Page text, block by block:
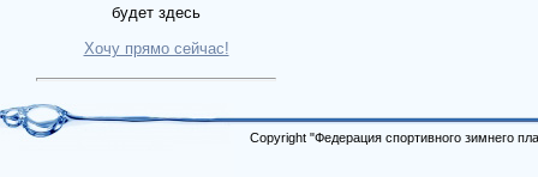
будет здесь
Хочу прямо сейчас!
Copyright "Федерация спортивного зимнего